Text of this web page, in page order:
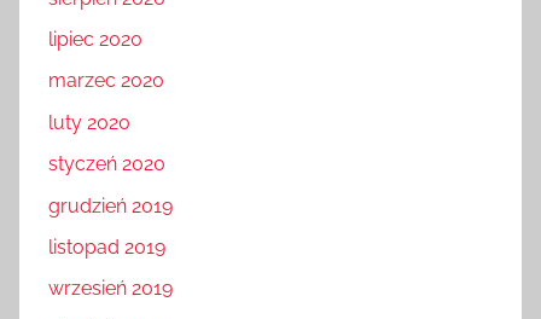
lipiec 2020
marzec 2020
luty 2020
styczeń 2020
grudzień 2019
listopad 2019
wrzesień 2019